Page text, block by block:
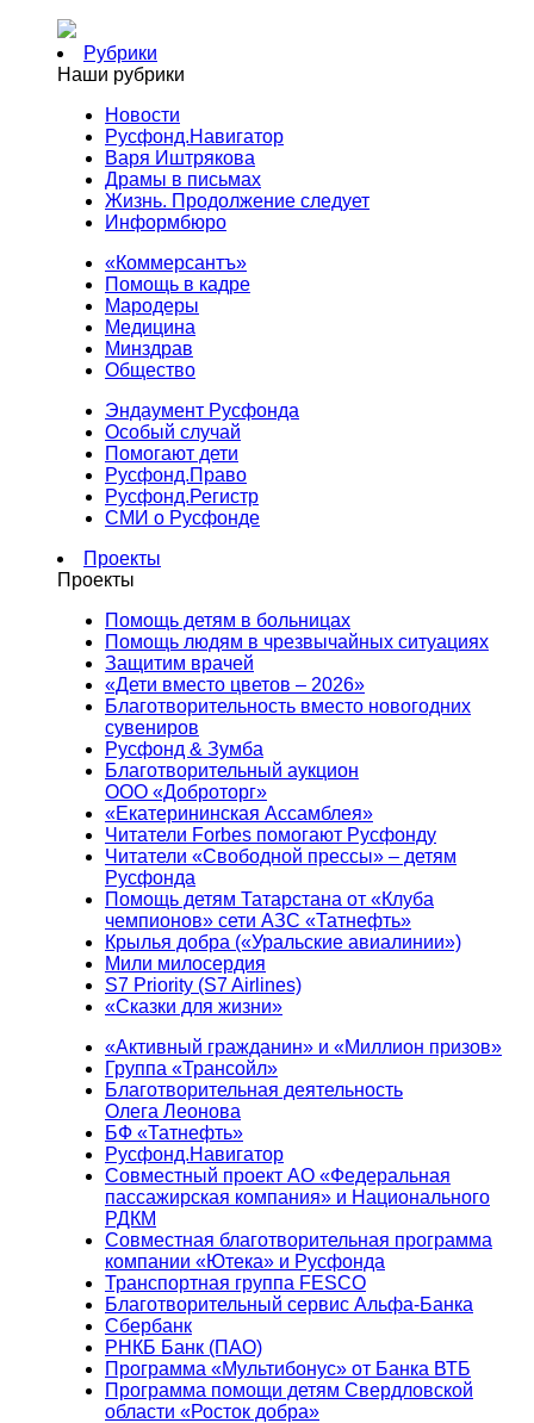
Рубрики
Наши рубрики
Новости
Русфонд.Навигатор
Варя Иштрякова
Драмы в письмах
Жизнь. Продолжение следует
Информбюро
«Коммерсантъ»
Помощь в кадре
Мародеры
Медицина
Минздрав
Общество
Эндаумент Русфонда
Особый случай
Помогают дети
Русфонд.Право
Русфонд.Регистр
СМИ о Русфонде
Проекты
Проекты
Помощь детям в больницах
Помощь людям в чрезвычайных ситуациях
Защитим врачей
«Дети вместо цветов – 2026»
Благотворительность вместо новогодних
сувениров
Русфонд & Зумба
Благотворительный аукцион
ООО «Доброторг»
«Екатерининская Ассамблея»
Читатели Forbes помогают Русфонду
Читатели «Свободной прессы» – детям
Русфонда
Помощь детям Татарстана от «Клуба
чемпионов» сети АЗС «Татнефть»
Крылья добра («Уральские авиалинии»)
Мили милосердия
S7 Priority (S7 Airlines)
«Сказки для жизни»
«Активный гражданин» и «Миллион призов»
Группа «Трансойл»
Благотворительная деятельность
Олега Леонова
БФ «Татнефть»
Русфонд.Навигатор
Совместный проект АО «Федеральная
пассажирская компания» и Национального
РДКМ
Совместная благотворительная программа
компании «Ютека» и Русфонда
Транспортная группа FESCO
Благотворительный сервис Альфа-Банка
Сбербанк
РНКБ Банк (ПАО)
Программа «Мультибонус» от Банка ВТБ
Программа помощи детям Свердловской
области «Росток добра»